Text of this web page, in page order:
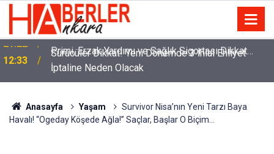
12:33
Sürücüler Dikkat! Yeni Dönemde 3 İhlal Ehliyet
İptaline Neden Olacak
Anasayfa Yaşam
Survivor Nisa’nın Yeni Tarzı Baya
Havalı! “Ogeday Köşede Ağla!” Saçlar, Başlar O Biçim…